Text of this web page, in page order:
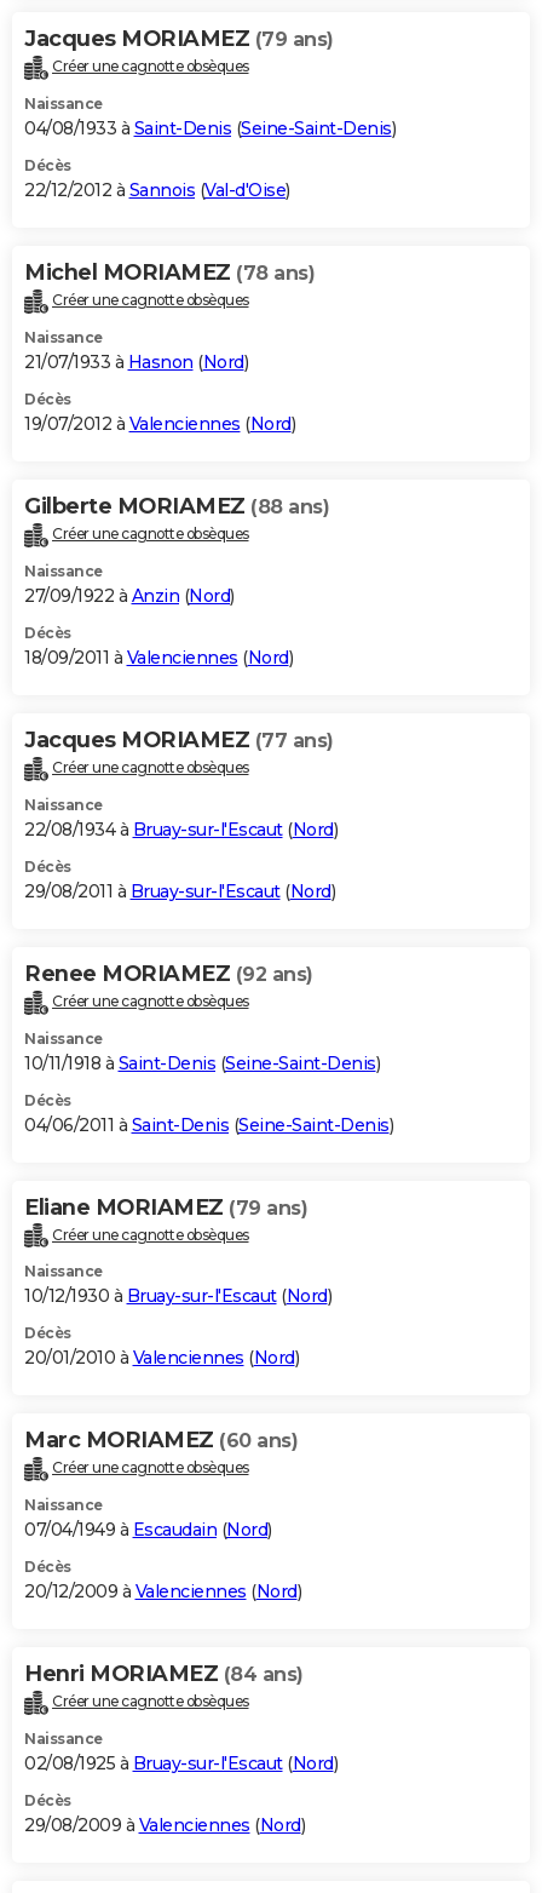
Jacques MORIAMEZ (79 ans)
Créer une cagnotte obsèques
Naissance
04/08/1933 à Saint-Denis (Seine-Saint-Denis)
Décès
22/12/2012 à Sannois (Val-d'Oise)
Michel MORIAMEZ (78 ans)
Créer une cagnotte obsèques
Naissance
21/07/1933 à Hasnon (Nord)
Décès
19/07/2012 à Valenciennes (Nord)
Gilberte MORIAMEZ (88 ans)
Créer une cagnotte obsèques
Naissance
27/09/1922 à Anzin (Nord)
Décès
18/09/2011 à Valenciennes (Nord)
Jacques MORIAMEZ (77 ans)
Créer une cagnotte obsèques
Naissance
22/08/1934 à Bruay-sur-l'Escaut(Nord)
Décès
29/08/2011 à Bruay-sur-l'Escaut(Nord)
Renee MORIAMEZ (92 ans)
Créer une cagnotte obsèques
Naissance
10/11/1918 à Saint-Denis (Seine-Saint-Denis)
Décès
04/06/2011 à Saint-Denis (Seine-Saint-Denis)
Eliane MORIAMEZ (79 ans)
Créer une cagnotte obsèques
Naissance
10/12/1930 à Bruay-sur-l'Escaut(Nord)
Décès
20/01/2010 à Valenciennes (Nord)
Marc MORIAMEZ (60 ans)
Créer une cagnotte obsèques
Naissance
07/04/1949 à Escaudain (Nord)
Décès
20/12/2009 à Valenciennes (Nord)
Henri MORIAMEZ (84 ans)
Créer une cagnotte obsèques
Naissance
02/08/1925 à Bruay-sur-l'Escaut(Nord)
Décès
29/08/2009 à Valenciennes (Nord)